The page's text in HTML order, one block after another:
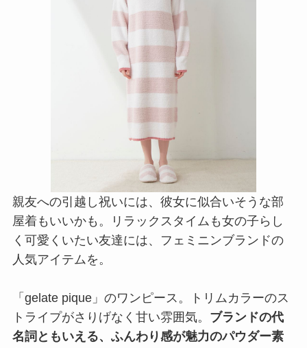
親友への引越し祝いには、彼女に似合いそうな部
屋着もいいかも。リラックスタイムも女の子らし
く可愛くいたい友達には、フェミニンブランドの
人気アイテムを。
「gelate pique」のワンピース。トリムカラーのス
トライプがさりげなく甘い雰囲気。 ブランドの代
名詞ともいえる、ふんわり感が魅力のパウダー素